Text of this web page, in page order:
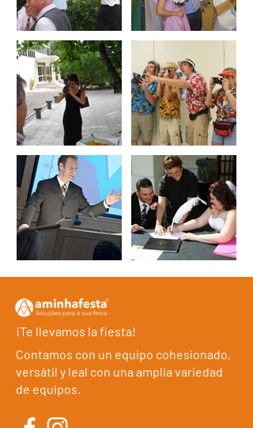
¡Te llevamos la fiesta!
Contamos con un equipo cohesionado,
versátil y leal con una amplia variedad
de equipos.